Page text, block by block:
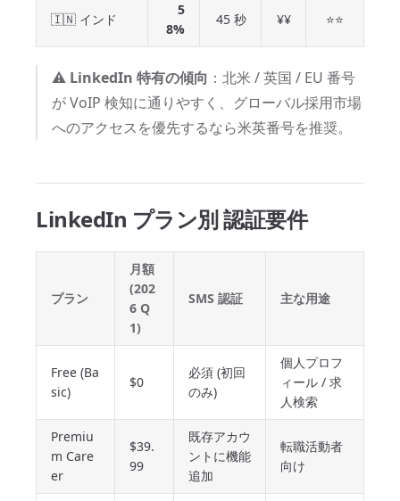
🇮🇳 インド
5
8%
45 秒 ¥¥ ⭐⭐
⚠️ LinkedIn 特有の傾向 ：北米 / 英国 / EU 番号
が VoIP 検知に通りやすく、グローバル採用市場
へのアクセスを優先するなら米英番号を推奨。
LinkedIn プラン別 認証要件
プラン
月額
(202
6 Q
1)
SMS 認証 主な用途
Free (Ba
sic)
$0
必須 (初回
のみ)
個人プロフ
ィール / 求
人検索
Premiu
m Care
er
$39.
99
既存アカウ
ントに機能
追加
転職活動者
向け